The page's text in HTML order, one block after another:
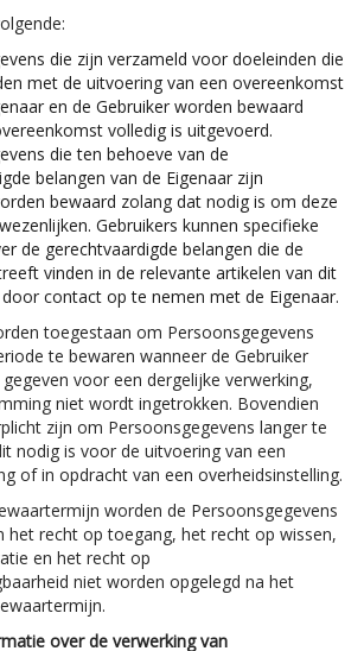
die zijn verzameld voor doeleinden die
met de uitvoering van een overeenkomst
en de Gebruiker worden bewaard
volledig is uitgevoerd.
die ten behoeve van de
belangen van de Eigenaar zijn
bewaard zolang dat nodig is om deze
Gebruikers kunnen specifieke
de gerechtvaardigde belangen die de
vinden in de relevante artikelen van dit
contact op te nemen met de Eigenaar.
toegestaan om Persoonsgegevens
te bewaren wanneer de Gebruiker
voor een dergelijke verwerking,
niet wordt ingetrokken. Bovendien
zijn om Persoonsgegevens langer te
nodig is voor de uitvoering van een
of in opdracht van een overheidsinstelling.
worden de Persoonsgegevens
het recht op toegang, het recht op wissen,
en het recht op
niet worden opgelegd na het
over de verwerking van